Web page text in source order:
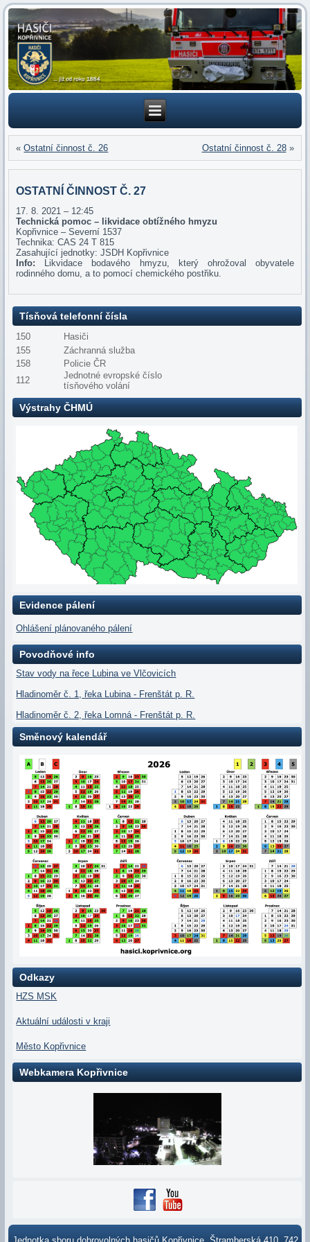
«Ostatní činnost č. 26 Ostatní činnost č. 28»
OSTATNÍ ČINNOST Č. 27
17. 8. 2021 – 12:45
Technická pomoc – likvidace obtížného hmyzu
Kopřivnice – Severní 1537
Technika: CAS 24 T 815
Zasahující jednotky: JSDH Kopřivnice
Info:
Likvidace bodavého hmyzu, který ohrožoval obyvatele
rodinného domu, a to pomocí chemického postřiku.
Tísňová telefonní čísla
150
Hasiči
155
Záchranná služba
158
Policie ČR
112
Jednotné evropské číslo
tísňového volání
Výstrahy ČHMÚ
Evidence pálení
Ohlášení plánovaného pálení
Povodňové info
Stav vody na řece Lubina ve Vlčovicích
Hladinoměr č. 1, řeka Lubina - Frenštát p. R.
Hladinoměr č. 2, řeka Lomná - Frenštát p. R.
Směnový kalendář
Odkazy
HZS MSK
Aktuální události v kraji
Město Kopřivnice
Webkamera Kopřivnice